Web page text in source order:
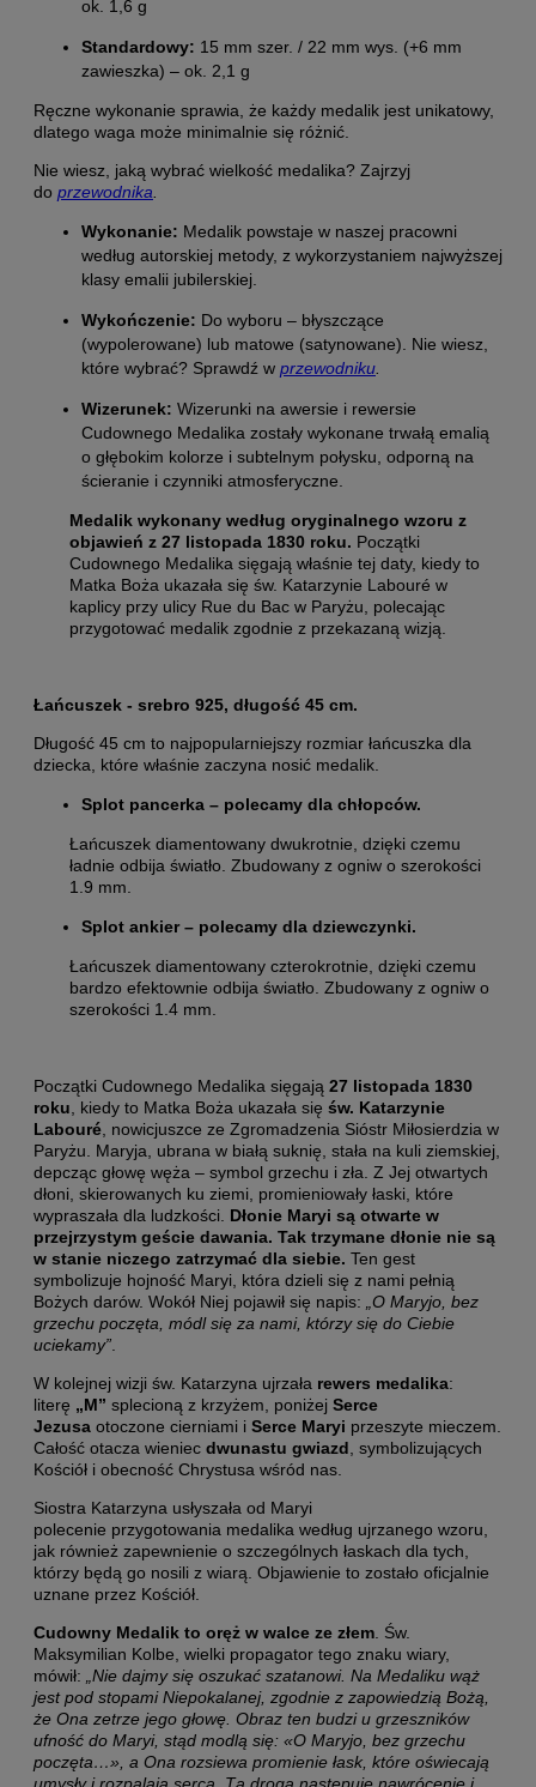
ok. 1,6 g
Standardowy: 15 mm szer. / 22 mm wys. (+6 mm
zawieszka) – ok. 2,1 g
Ręczne wykonanie sprawia, że każdy medalik jest unikatowy,
dlatego waga może minimalnie się różnić.
Nie wiesz, jaką wybrać wielkość medalika? Zajrzyj
do przewodnika
Wykonanie: Medalik powstaje w naszej pracowni
według autorskiej metody, z wykorzystaniem najwyższej
klasy emalii jubilerskiej.
Wykończenie: Do wyboru – błyszczące
(wypolerowane) lub matowe (satynowane). Nie wiesz,
które wybrać? Sprawdź w przewodniku
Wizerunek: Wizerunki na awersie i rewersie
Cudownego Medalika zostały wykonane trwałą emalią
o głębokim kolorze i subtelnym połysku, odporną na
ścieranie i czynniki atmosferyczne.
Medalik wykonany według oryginalnego wzoru z
objawień z 27 listopada 1830 roku. Początki
Cudownego Medalika sięgają właśnie tej daty, kiedy to
Matka Boża ukazała się św. Katarzynie Labouré w
kaplicy przy ulicy Rue du Bac w Paryżu, polecając
przygotować medalik zgodnie z przekazaną wizją.
Łańcuszek - srebro 925, długość 45 cm.
Długość 45 cm to najpopularniejszy rozmiar łańcuszka dla
dziecka, które właśnie zaczyna nosić medalik.
Splot pancerka – polecamy dla chłopców.
Łańcuszek diamentowany dwukrotnie, dzięki czemu
ładnie odbija światło. Zbudowany z ogniw o szerokości
1.9 mm.
Splot ankier – polecamy dla dziewczynki.
Łańcuszek diamentowany czterokrotnie, dzięki czemu
bardzo efektownie odbija światło. Zbudowany z ogniw o
szerokości 1.4 mm.
Początki Cudownego Medalika sięgają 27 listopada 1830
roku , kiedy to Matka Boża ukazała się św. Katarzynie
Labouré , nowicjuszce ze Zgromadzenia Sióstr Miłosierdzia w
Paryżu. Maryja, ubrana w białą suknię, stała na kuli ziemskiej,
depcząc głowę węża – symbol grzechu i zła. Z Jej otwartych
dłoni, skierowanych ku ziemi, promieniowały łaski, które
wypraszała dla ludzkości. Dłonie Maryi są otwarte w
przejrzystym geście dawania. Tak trzymane dłonie nie są
w stanie niczego zatrzymać dla siebie. Ten gest
symbolizuje hojność Maryi, która dzieli się z nami pełnią
Bożych darów. Wokół Niej pojawił się napis:
„O Maryjo, bez
grzechu poczęta, módl się za nami, którzy się do Ciebie
uciekamy”
W kolejnej wizji św. Katarzyna ujrzała rewers medalika:
literę „M” splecioną z krzyżem, poniżej Serce
Jezusa otoczone cierniami i Serce Maryi przeszyte mieczem.
Całość otacza wieniec dwunastu gwiazd , symbolizujących
Kościół i obecność Chrystusa wśród nas.
Siostra Katarzyna usłyszała od Maryi
polecenie przygotowania medalika według ujrzanego wzoru,
jak również zapewnienie o szczególnych łaskach dla tych,
którzy będą go nosili z wiarą. Objawienie to zostało oficjalnie
uznane przez Kościół.
Cudowny Medalik to oręż w walce ze złem . Św.
Maksymilian Kolbe, wielki propagator tego znaku wiary,
mówił:
„Nie dajmy się oszukać szatanowi. Na Medaliku wąż
jest pod stopami Niepokalanej, zgodnie z zapowiedzią Bożą,
że Ona zetrze jego głowę. Obraz ten budzi u grzeszników
ufność do Maryi, stąd modlą się: «O Maryjo, bez grzechu
poczęta…», a Ona rozsiewa promienie łask, które oświecają
umysły i rozpalają serca. Tą drogą następuje nawrócenie i